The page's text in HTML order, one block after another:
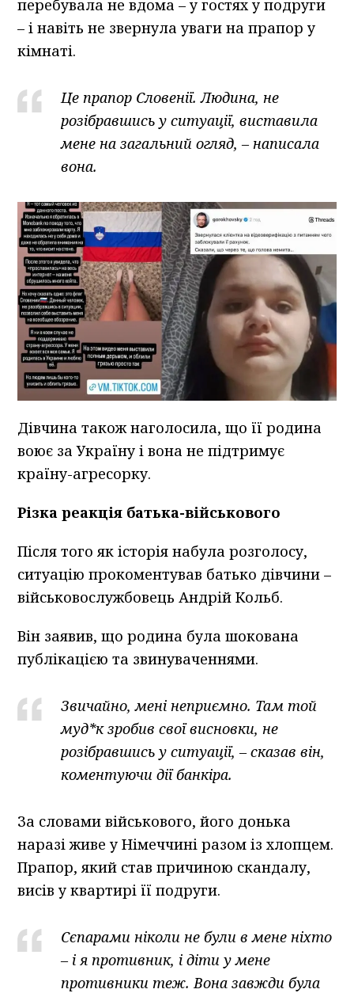
перебувала не вдома – у гостях у подруги
– і навіть не звернула уваги на прапор у
кімнаті.
Це прапор Словенії. Людина, не
розібравшись у ситуації, виставила
мене на загальний огляд, – написала
вона.
Дівчина також наголосила, що її родина
воює за Україну і вона не підтримує
країну-агресорку.
Різка реакція батька-військового
Після того як історія набула розголосу,
ситуацію прокоментував батько дівчини –
військовослужбовець Андрій Кольб.
Він заявив, що родина була шокована
публікацією та звинуваченнями.
Звичайно, мені неприємно. Там той
муд*к зробив свої висновки, не
розібравшись у ситуації, – сказав він,
коментуючи дії банкіра.
За словами військового, його донька
наразі живе у Німеччині разом із хлопцем.
Прапор, який став причиною скандалу,
висів у квартирі її подруги.
Сєпарами ніколи не були в мене ніхто
– і я противник, і діти у мене
противники теж. Вона завжди була